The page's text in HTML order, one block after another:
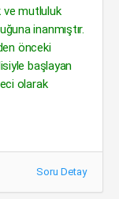
ve mutluluk
inanmıştır.
önceki
başlayan
olarak
Soru Detay